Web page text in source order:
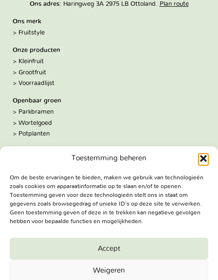
Toestemming beheren
Om de beste ervaringen te bieden, maken we gebruik van technologieën
zoals cookies om apparaatinformatie op te slaan en/of te openen.
Toestemming geven voor deze technologieën stelt ons in staat om
gegevens zoals browsegedrag of unieke ID's op deze site te verwerken.
Geen toestemming geven of deze in te trekken kan negatieve gevolgen
hebben voor bepaalde functies en mogelijkheden.
Accept
Weigeren
Ons adres: Haringweg 3A 2975 LB Ottoland. Plan route
Ons merk
Fruitstyle
Onze producten
Kleinfruit
Grootfruit
Voorraadlijst
Openbaar groen
Parkbramen
Wortelgoed
Potplanten
Volg ons:
Facebook
Bezoekadres
Haringweg 3A
2975 LB Ottoland
Reserved.